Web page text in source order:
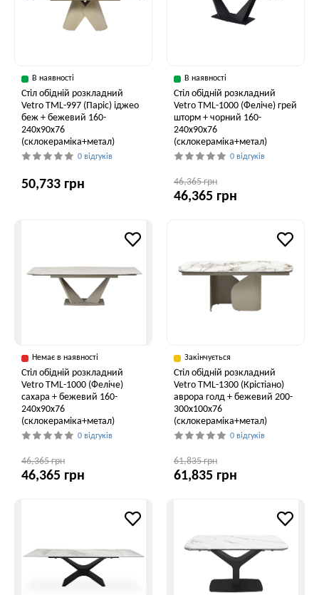
В наявності
Стіл обідній розкладний
Vetro ТМL-997 (Паріс) іджео
беж + бежевий 160-
240x90x76
(склокераміка+метал)
0 відгуків
50,733 грн
В наявності
Стіл обідній розкладний
Vetro ТМL-1000 (Феліче) грей
шторм + чорний 160-
240x90x76
(склокераміка+метал)
0 відгуків
46,365 грн
46,365 грн
Немає в наявності
Стіл обідній розкладний
Vetro ТМL-1000 (Феліче)
сахара + бежевий 160-
240x90x76
(склокераміка+метал)
0 відгуків
46,365 грн
46,365 грн
Закінчується
Стіл обідній розкладний
Vetro TML-1300 (Крістіано)
аврора голд + бежевий 200-
300x100x76
(склокераміка+метал)
0 відгуків
61,835 грн
61,835 грн